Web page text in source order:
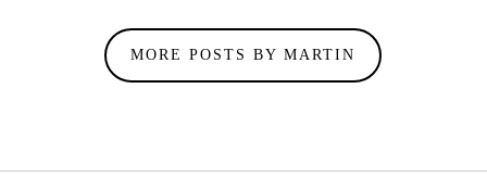
MORE POSTS BY MARTIN